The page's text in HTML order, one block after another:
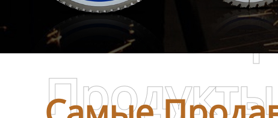
Самые
Продукты